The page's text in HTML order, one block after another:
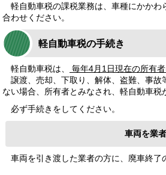
軽自動車税の課税業務は、車種にかかわ
合わせください。
軽自動車税の手続き
軽自動車税は、 毎年4月1日現在の所有
譲渡、売却、下取り、解体、盗難、事故
ない場合、所有者とみなされ、軽自動車税
必ず手続きをしてください。
車両を業
車両を引き渡した業者の方に、廃車終了